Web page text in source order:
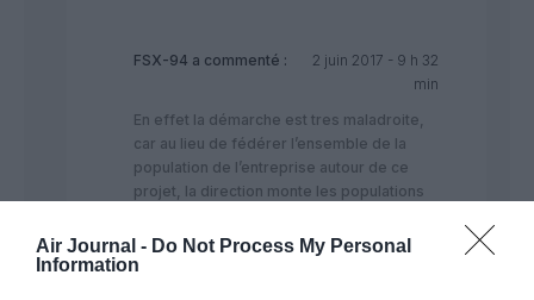
Air Journal - Do Not Process My Personal
Information
FSX-94 a commenté :
2 juin 2017 - 9 h 32
min
En effet la démarche est tres maladroite,
car au lieu de fédérer l’ensemble de la
population de l’entreprise autour de ce
projet, la direction monte les populations
De plus, cette nouvelle compagnie verra
un transfert d’activité des lignes non